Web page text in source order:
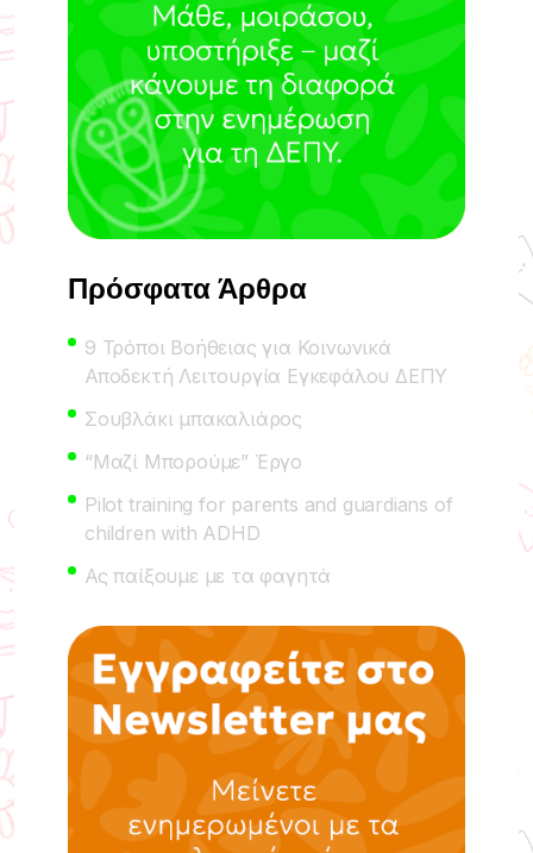
Πρόσφατα Άρθρα
9 Τρόποι Βοήθειας για Κοινωνικά
Αποδεκτή Λειτουργία Εγκεφάλου ΔΕΠΥ
Σουβλάκι μπακαλιάρος
“Μαζί Μπορούμε” Έργο
Pilot training for parents and guardians of
children with ADHD
Ας παίξουμε με τα φαγητά